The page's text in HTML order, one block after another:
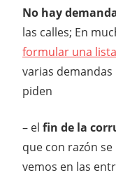
No hay
las calles; En
formular una
varias
piden
– el fin de la
que con razón
vemos en las